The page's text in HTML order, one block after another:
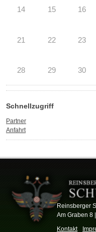
14 15 16
21 22 23
28 29 30
Schnellzugriff
Partner
Anfahrt
Reinsberger
Am Graben 8
Kontakt